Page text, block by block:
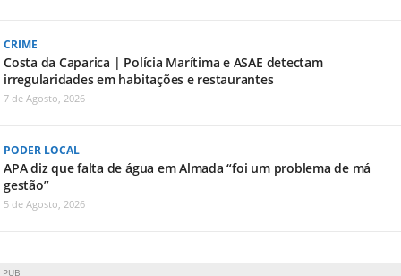
CRIME
Costa da Caparica | Polícia Marítima e ASAE detectam
irregularidades em habitações e restaurantes
7 de Agosto, 2026
PODER LOCAL
APA diz que falta de água em Almada “foi um problema de má
gestão”
5 de Agosto, 2026
PUB